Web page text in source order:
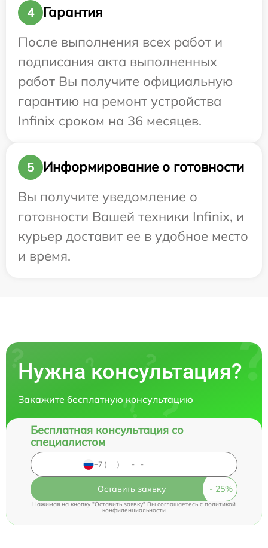
4
Гарантия
После выполнения всех работ и
подписания акта выполненных
работ Вы получите официальную
гарантию на ремонт устройства
Infinix сроком на 36 месяцев.
5
Информирование о готовности
Вы получите уведомление о
готовности Вашей техники Infinix, и
курьер доставит ее в удобное место
и время.
Нужна консультация?
Закажите бесплатную консультацию
Бесплатная консультация со
специалистом
Оставить заявку
Нажимая на кнопку "Оставить заявку" Вы соглашаетесь cполитикой
конфиденциальности